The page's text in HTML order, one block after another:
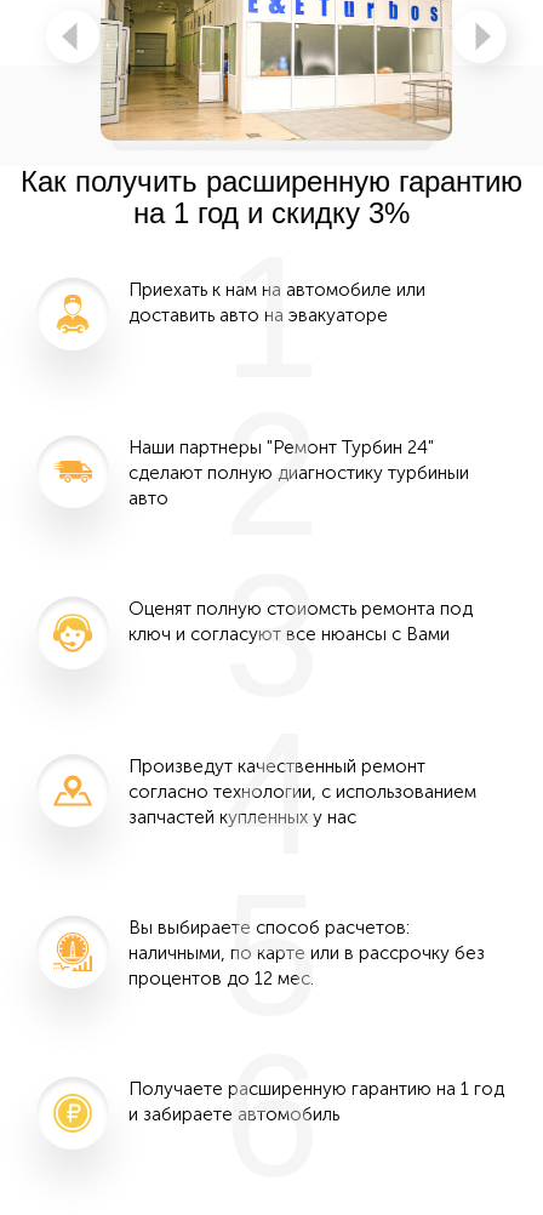
Как получить расширенную гарантию
на 1 год и скидку 3%
Приехать к нам на автомобиле или
доставить авто на эвакуаторе
1
Наши партнеры "Ремонт Турбин 24"
сделают полную диагностику турбиныи
авто
2
Оценят полную стоиомсть ремонта под
ключ и согласуют все нюансы с Вами
3
Произведут качественный ремонт
согласно технологии, с использованием
запчастей купленных у нас
4
Вы выбираете способ расчетов:
наличными, по карте или в рассрочку без
процентов до 12 мес.
5
Получаете расширенную гарантию на 1 год
и забираете автомобиль
6